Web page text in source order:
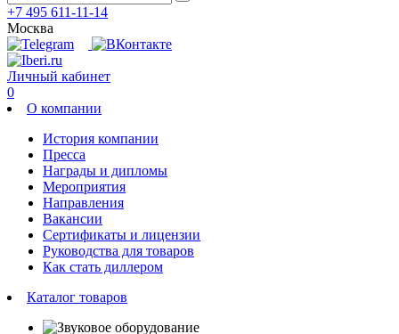
+7 495 611-11-14
Москва
Личный кабинет
0
О компании
История компании
Пресса
Награды и дипломы
Мероприятия
Направления
Вакансии
Сертификаты и лицензии
Руководства для товаров
Как стать диллером
Каталог товаров